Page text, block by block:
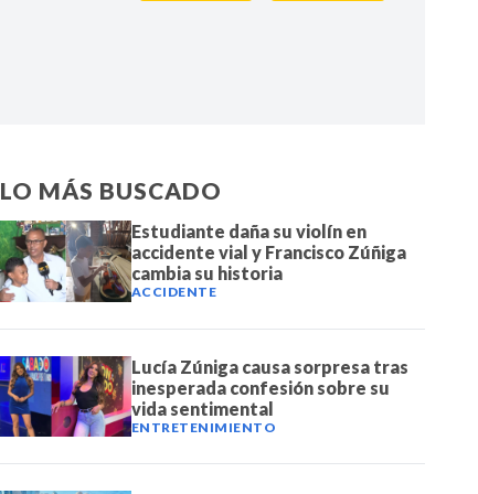
LO MÁS BUSCADO
Estudiante daña su violín en
accidente vial y Francisco Zúñiga
cambia su historia
ACCIDENTE
Lucía Zúniga causa sorpresa tras
inesperada confesión sobre su
vida sentimental
ENTRETENIMIENTO